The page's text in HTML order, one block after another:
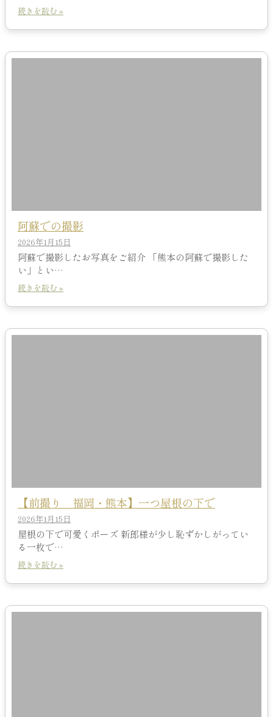
続きを読む »
阿蘇での撮影
2026年1月15日
阿蘇で撮影したお写真をご紹介 「熊本の阿蘇で撮影した
い」とい…
続きを読む »
【前撮り 福岡・熊本】一つ屋根の下で
2026年1月15日
屋根の下で可愛くポーズ 新郎様が少し恥ずかしがってい
る一枚で…
続きを読む »